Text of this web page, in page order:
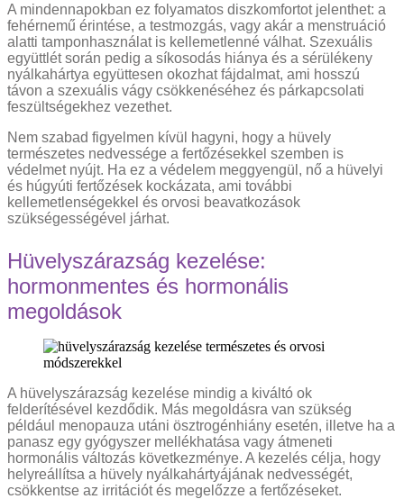
A mindennapokban ez folyamatos diszkomfortot jelenthet: a
fehérnemű érintése, a testmozgás, vagy akár a menstruáció
alatti tamponhasználat is kellemetlenné válhat. Szexuális
együttlét során pedig a síkosodás hiánya és a sérülékeny
nyálkahártya együttesen okozhat fájdalmat, ami hosszú
távon a szexuális vágy csökkenéséhez és párkapcsolati
feszültségekhez vezethet.
Nem szabad figyelmen kívül hagyni, hogy a hüvely
természetes nedvessége a fertőzésekkel szemben is
védelmet nyújt. Ha ez a védelem meggyengül, nő a hüvelyi
és húgyúti fertőzések kockázata, ami további
kellemetlenségekkel és orvosi beavatkozások
szükségességével járhat.
Hüvelyszárazság kezelése:
hormonmentes és hormonális
megoldások
A hüvelyszárazság kezelése mindig a kiváltó ok
felderítésével kezdődik. Más megoldásra van szükség
például menopauza utáni ösztrogénhiány esetén, illetve ha a
panasz egy gyógyszer mellékhatása vagy átmeneti
hormonális változás következménye. A kezelés célja, hogy
helyreállítsa a hüvely nyálkahártyájának nedvességét,
csökkentse az irritációt és megelőzze a fertőzéseket.